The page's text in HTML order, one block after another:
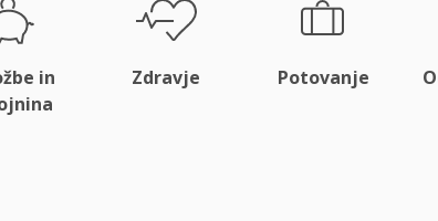
in
Zdravje Potovanje